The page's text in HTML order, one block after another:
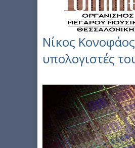
Νίκος
υπολογιστές